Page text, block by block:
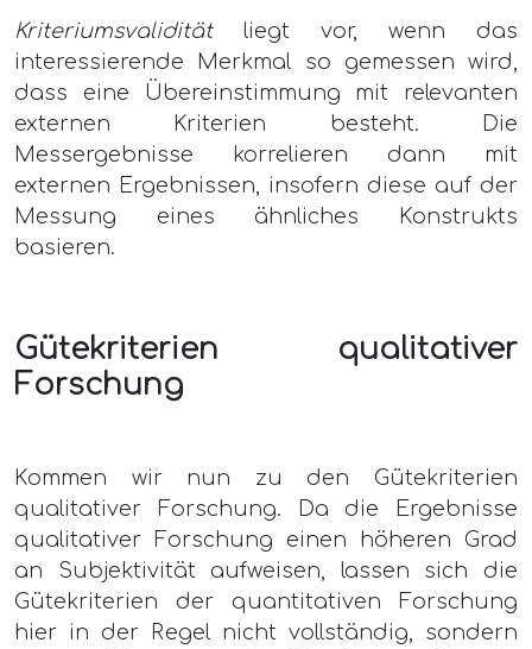
Kriteriumsvaliditätliegt vor, wenn das
interessierende Merkmal so gemessen wird,
dass eine Übereinstimmung mit relevanten
externen Kriterien besteht. Die
Messergebnisse korrelieren dann mit
externen Ergebnissen, insofern diese auf der
Messung eines ähnliches Konstrukts
basieren.
Gütekriterien qualitativer
Forschung
Kommen wir nun zu den Gütekriterien
qualitativer Forschung. Da die Ergebnisse
qualitativer Forschung einen höheren Grad
an Subjektivität aufweisen, lassen sich die
Gütekriterien der quantitativen Forschung
hier in der Regel nicht vollständig, sondern